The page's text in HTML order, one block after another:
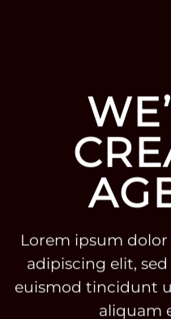
Lorem ipsum
adipiscing elit,
euismod tincidunt
aliquam